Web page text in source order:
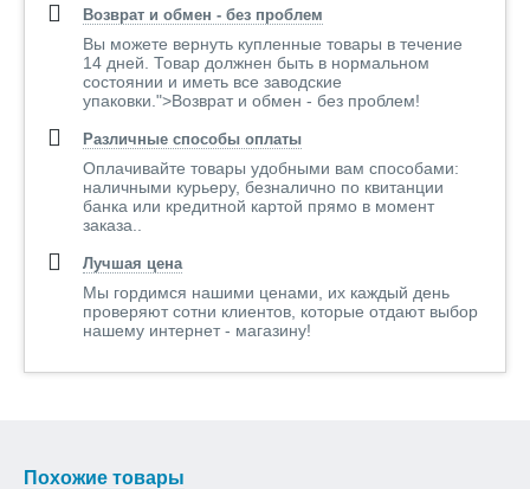
Возврат и обмен - без проблем
Вы можете вернуть купленные товары в течение
14 дней. Товар должнен быть в нормальном
состоянии и иметь все заводские
упаковки.">Возврат и обмен - без проблем!
Различные способы оплаты
Оплачивайте товары удобными вам способами:
наличными курьеру, безналично по квитанции
банка или кредитной картой прямо в момент
заказа..
Лучшая цена
Мы гордимся нашими ценами, их каждый день
проверяют сотни клиентов, которые отдают выбор
нашему интернет - магазину!
Похожие товары